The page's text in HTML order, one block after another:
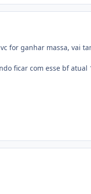
for ganhar massa, vai
ficar com esse bf atual